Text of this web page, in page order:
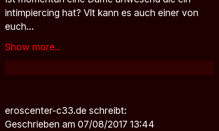
intimpiercing hat? Vlt kann es auch einer von
euch…
Show more..
eroscenter-c33.de schreibt:
Geschrieben am 07/08/2017 13:44